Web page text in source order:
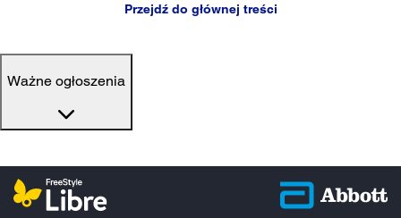
Przejdź do głównej treści
Ważne ogłoszenia